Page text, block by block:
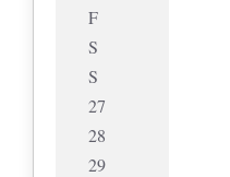
F
S
S
27
28
29